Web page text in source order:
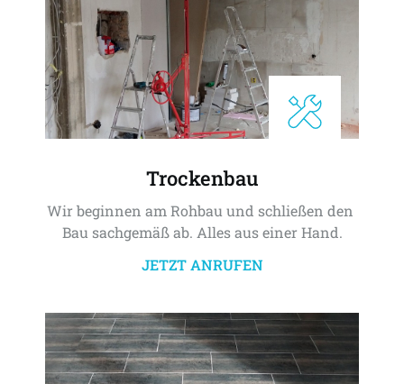
Trockenbau
Wir beginnen am Rohbau und schließen den
Bau sachgemäß ab. Alles aus einer Hand.
JETZT ANRUFEN